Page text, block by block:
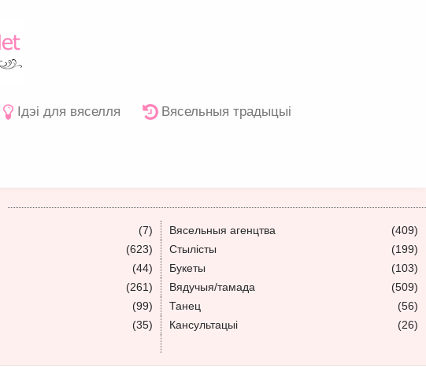
Ідэі для вяселля Вясельныя традыцыі
(7) Вясельныя агенцтва
(409)
(623) Стылісты
(199)
(44) Букеты
(103)
(261) Вядучыя/тамада
(509)
(99) Танец
(56)
(35) Кансультацыі
(26)